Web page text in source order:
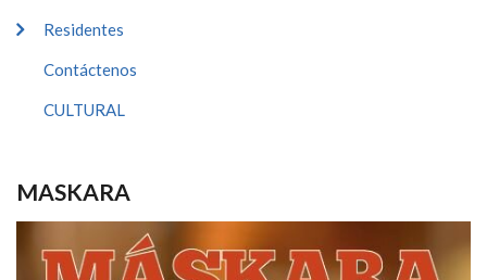
Residentes
Contáctenos
CULTURAL
MASKARA